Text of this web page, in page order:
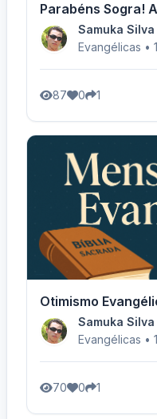
Parabéns Sogra!
Samuka Silva
Evangélicas •
87 0 1
Otimismo
Samuka Silva
Evangélicas •
70 0 1